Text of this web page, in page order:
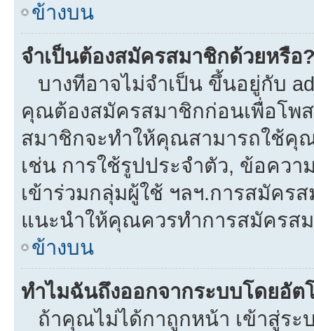
ข้างบน
จำเป็นต้องสมัครสมาชิกด้วยหรือ
บางทีอาจไม่จำเป็น ขึ้นอยู่กับ
คุณต้องสมัครสมาชิกก่อนเพื่อโพ
สมาชิกจะทำให้คุณสามารถใช้คุ
เช่น การใช้รูปประจำตัว, ข้อคว
เข้าร่วมกลุ่มผู้ใช้ ฯลฯ.การสมัคร
แนะนำให้คุณควรทำการสมัครส
ข้างบน
ทำไมฉันถึงออกจากระบบโดยอัต
ถ้าคุณไม่ได้กาถูกหน้า เข้าสู่ระ